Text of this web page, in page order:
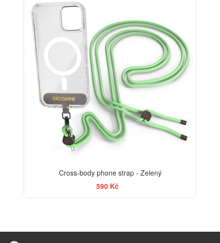
Cross-body phone strap - Zelený
590 Kč